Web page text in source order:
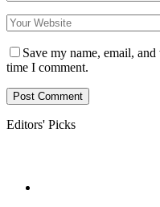
Save my name, email,
time I comment.
Editors' Picks